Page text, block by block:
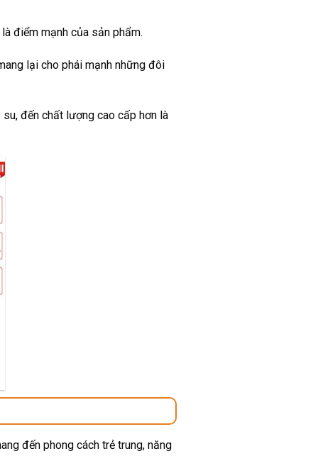
điểm mạnh của sản phẩm.
lại cho phái mạnh những đôi
đến chất lượng cao cấp hơn là
₫.
đến phong cách trẻ trung, năng